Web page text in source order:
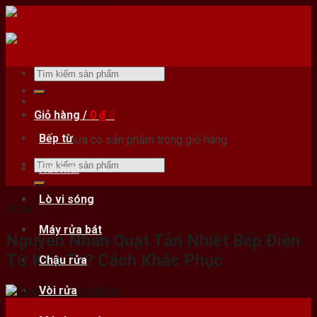
Skip
content
Bếp từ
Hút mùi
Lò vi sóng
Máy rửa bát
Chậu rửa
Vòi rửa
Tìm
kiếm:
Giỏ hàng / 0 ₫ 0
Chưa có sản phẩm trong giỏ hàng.
Tìm
kiếm:
Tin tức
Nguyên Nhân Quạt Tản Nhiệt Bếp Điện
Từ Kêu To? Cách Khắc Phục